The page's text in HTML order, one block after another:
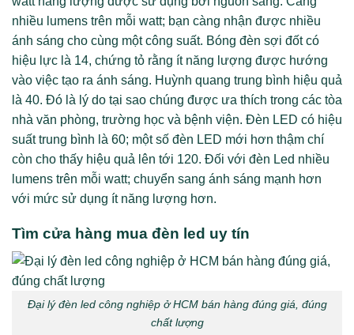
nhiều lumens trên mỗi watt; bạn càng nhận được nhiều
ánh sáng cho cùng một công suất. Bóng đèn sợi đốt có
hiệu lực là 14, chứng tỏ rằng ít năng lượng được hướng
vào việc tạo ra ánh sáng. Huỳnh quang trung bình hiệu quả
là 40. Đó là lý do tại sao chúng được ưa thích trong các tòa
nhà văn phòng, trường học và bệnh viện. Đèn LED có hiệu
suất trung bình là 60; một số đèn LED mới hơn thậm chí
còn cho thấy hiệu quả lên tới 120. Đối với đèn Led nhiều
lumens trên mỗi watt; chuyển sang ánh sáng mạnh hơn
với mức sử dụng ít năng lượng hơn.
Tìm cửa hàng mua đèn led uy tín
Đại lý đèn led công nghiệp ở HCM bán hàng đúng giá, đúng
chất lượng